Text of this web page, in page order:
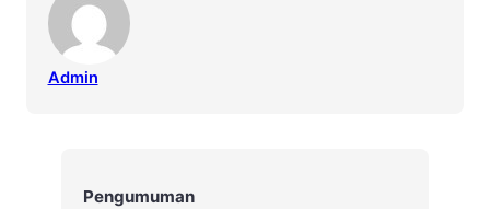
Admin
Pengumuman